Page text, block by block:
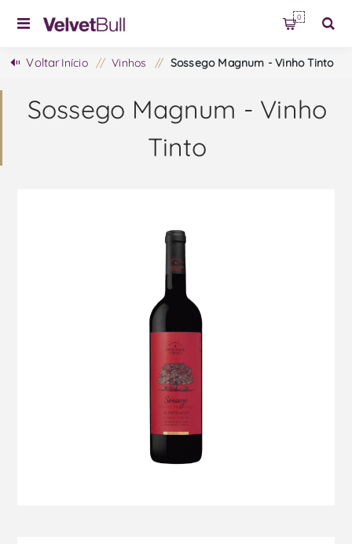
0
VoltarInício / Vinhos / Sossego Magnum - Vinho Tinto
Sossego Magnum - Vinho
Tinto